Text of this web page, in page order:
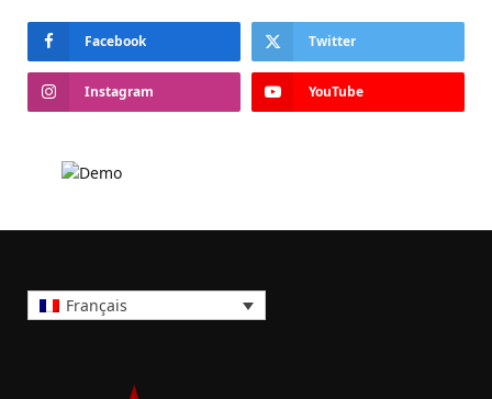
Facebook Twitter
Instagram YouTube
Français